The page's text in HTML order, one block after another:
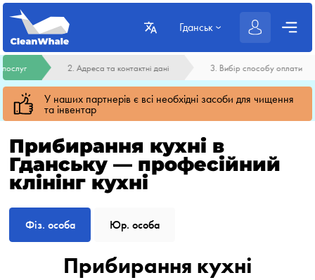
Гданськ
2. Адреса та контактні дані 3. Вибір способу оплати
У наших партнерів є всі необхідні засоби для чищення
та інвентар
Прибирання кухні в
Гданську — професійний
клінінг кухні
Фіз. особа Юр. особа
Прибирання кухні